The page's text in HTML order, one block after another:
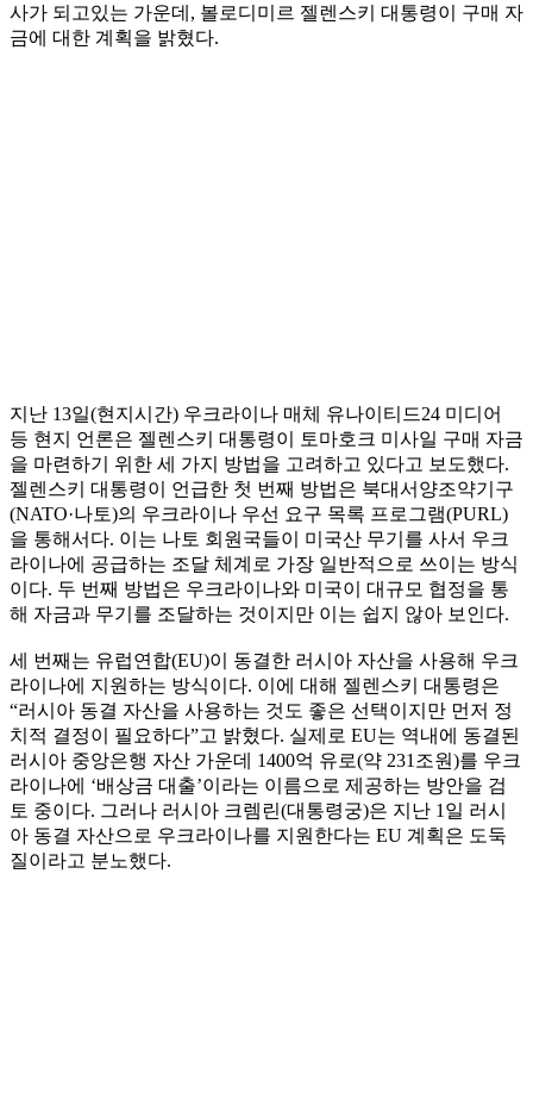
사가 되고있는 가운데, 볼로디미르 젤렌스키 대통령이 구매 자
금에 대한 계획을 밝혔다.
지난 13일(현지시간) 우크라이나 매체 유나이티드24 미디어
등 현지 언론은 젤렌스키 대통령이 토마호크 미사일 구매 자금
을 마련하기 위한 세 가지 방법을 고려하고 있다고 보도했다.
젤렌스키 대통령이 언급한 첫 번째 방법은 북대서양조약기구
(NATO·나토)의 우크라이나 우선 요구 목록 프로그램(PURL)
을 통해서다. 이는 나토 회원국들이 미국산 무기를 사서 우크
라이나에 공급하는 조달 체계로 가장 일반적으로 쓰이는 방식
이다. 두 번째 방법은 우크라이나와 미국이 대규모 협정을 통
해 자금과 무기를 조달하는 것이지만 이는 쉽지 않아 보인다.
세 번째는 유럽연합(EU)이 동결한 러시아 자산을 사용해 우크
라이나에 지원하는 방식이다. 이에 대해 젤렌스키 대통령은
“러시아 동결 자산을 사용하는 것도 좋은 선택이지만 먼저 정
치적 결정이 필요하다”고 밝혔다. 실제로 EU는 역내에 동결된
러시아 중앙은행 자산 가운데 1400억 유로(약 231조원)를 우크
라이나에 ‘배상금 대출’이라는 이름으로 제공하는 방안을 검
토 중이다. 그러나 러시아 크렘린(대통령궁)은 지난 1일 러시
아 동결 자산으로 우크라이나를 지원한다는 EU 계획은 도둑
질이라고 분노했다.